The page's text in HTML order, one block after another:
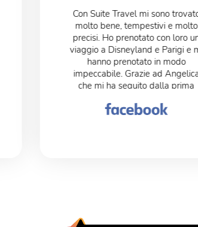
Con Suite Travel mi sono
molto bene, tempestivi e molto
precisi. Ho prenotato con loro
viaggio a Disneyland e Parigi e
hanno prenotato in modo
impeccabile. Grazie ad
che mi ha seguito dalla prima